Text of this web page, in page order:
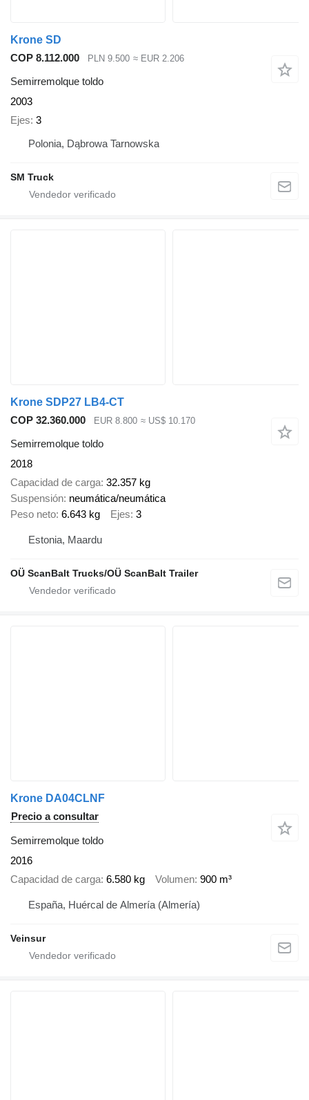
Krone SD
COP 8.112.000
PLN 9.500 ≈ EUR 2.206
Semirremolque toldo
2003
Ejes 3
Polonia, Dąbrowa Tarnowska
SM Truck
Krone SDP27 LB4-CT
COP 32.360.000
EUR 8.800 ≈ US$ 10.170
Semirremolque toldo
2018
Capacidad de carga 32.357 kg
Suspensión neumática/neumática
Peso neto 6.643 kg Ejes 3
Estonia, Maardu
OÜ ScanBalt Trucks/OÜ ScanBalt Trailer
Krone DA04CLNF
Precio a consultar
Semirremolque toldo
2016
Capacidad de carga 6.580 kg Volumen 900 m³
España, Huércal de Almería (Almería)
Veinsur